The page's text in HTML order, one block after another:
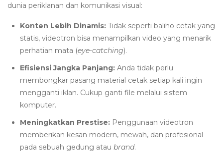
dunia periklanan dan komunikasi visual:
Konten Lebih Dinamis: Tidak seperti baliho cetak yang
statis, videotron bisa menampilkan video yang menarik
perhatian mata (eye-catching).
Efisiensi Jangka Panjang: Anda tidak perlu
membongkar pasang material cetak setiap kali ingin
mengganti iklan. Cukup ganti file melalui sistem
komputer.
Meningkatkan Prestise: Penggunaan videotron
memberikan kesan modern, mewah, dan profesional
pada sebuah gedung atau brand.